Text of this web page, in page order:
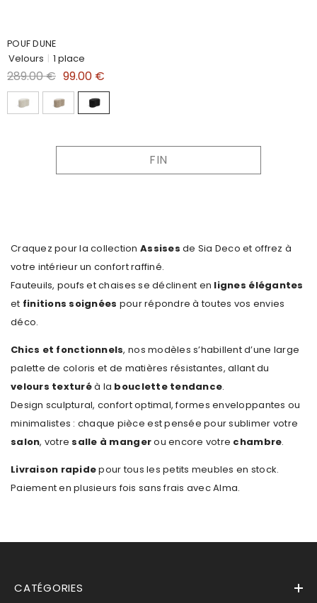
POUF DUNE
Velours | 1 place
289.00 € 99.00 €
FIN
Craquez pour la collectionAssises de Sia Deco et offrez à
votre intérieur un confort raffiné.
Fauteuils, poufs et chaises se déclinent en lignes élégantes
et finitions soignées pour répondre à toutes vos envies
déco.
Chics et fonctionnels, nos modèles s’habillent d’une large
palette de coloris et de matières résistantes, allant du
velours texturéà la bouclette tendance.
Design sculptural, confort optimal, formes enveloppantes ou
minimalistes : chaque pièce est pensée pour sublimer votre
salon, votre salle à mangerou encore votre chambre.
Livraison rapidepour tous les petits meubles en stock.
Paiement en plusieurs fois sans frais avec Alma.
CATÉGORIES